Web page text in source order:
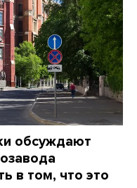
обсуждают
в том, что это